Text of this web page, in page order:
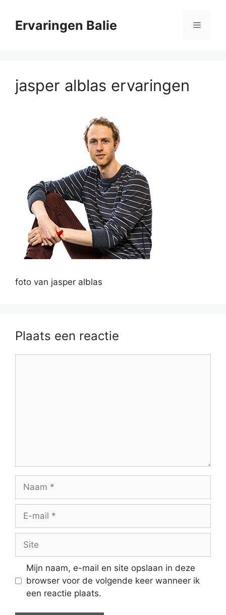
naarErvaringen Balie Menu
jasper alblas ervaringen
foto van jasper alblas
Plaats een reactie
mail
Mijn naam, e-mail en site opslaan in deze
browser voor de volgende keer wanneer ik
een reactie plaats.